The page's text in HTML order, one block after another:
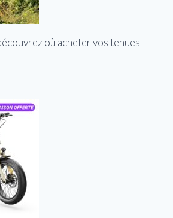
où acheter vos tenues